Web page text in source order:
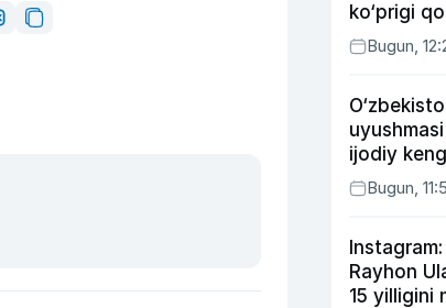
ko‘prigi
Bugun,
ijodiy
Bugun,
Rayhon
15 yilligini